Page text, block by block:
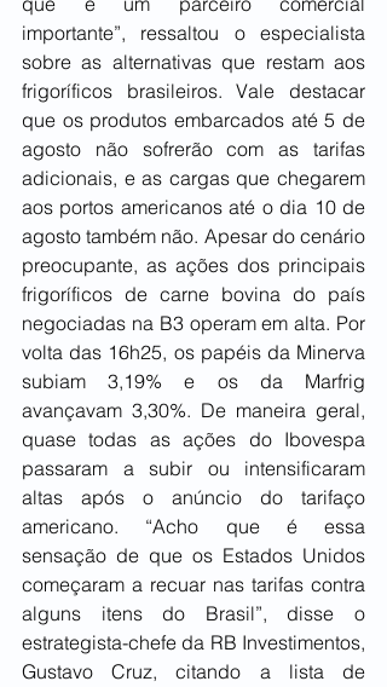
importante”, ressaltou o especialista
sobre as alternativas que restam aos
frigoríficos brasileiros. Vale destacar
que os produtos embarcados até 5 de
agosto não sofrerão com as tarifas
adicionais, e as cargas que chegarem
aos portos americanos até o dia 10 de
agosto também não. Apesar do cenário
preocupante, as ações dos principais
frigoríficos de carne bovina do país
negociadas na B3 operam em alta. Por
volta das 16h25, os papéis da Minerva
subiam 3,19% e os da Marfrig
avançavam 3,30%. De maneira geral,
quase todas as ações do Ibovespa
passaram a subir ou intensificaram
altas após o anúncio do tarifaço
americano. “Acho que é essa
sensação de que os Estados Unidos
começaram a recuar nas tarifas contra
alguns itens do Brasil”, disse o
estrategista-chefe da RB Investimentos,
Gustavo Cruz, citando a lista de